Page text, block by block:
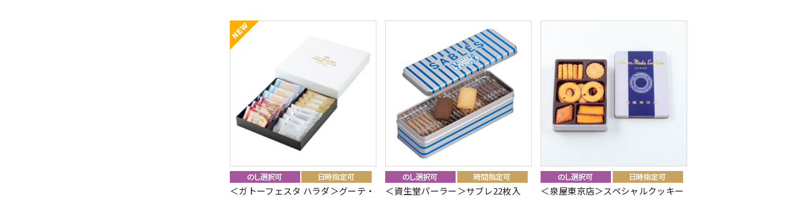
＜ガトーフェスタ ハラダ＞グーテ・
＜資生堂パーラー＞サブレ22枚入
＜泉屋東京店＞スペシャルクッキー